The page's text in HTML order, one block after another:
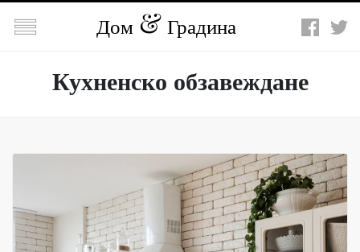
 Дом Градина
Кухненско обзавеждане